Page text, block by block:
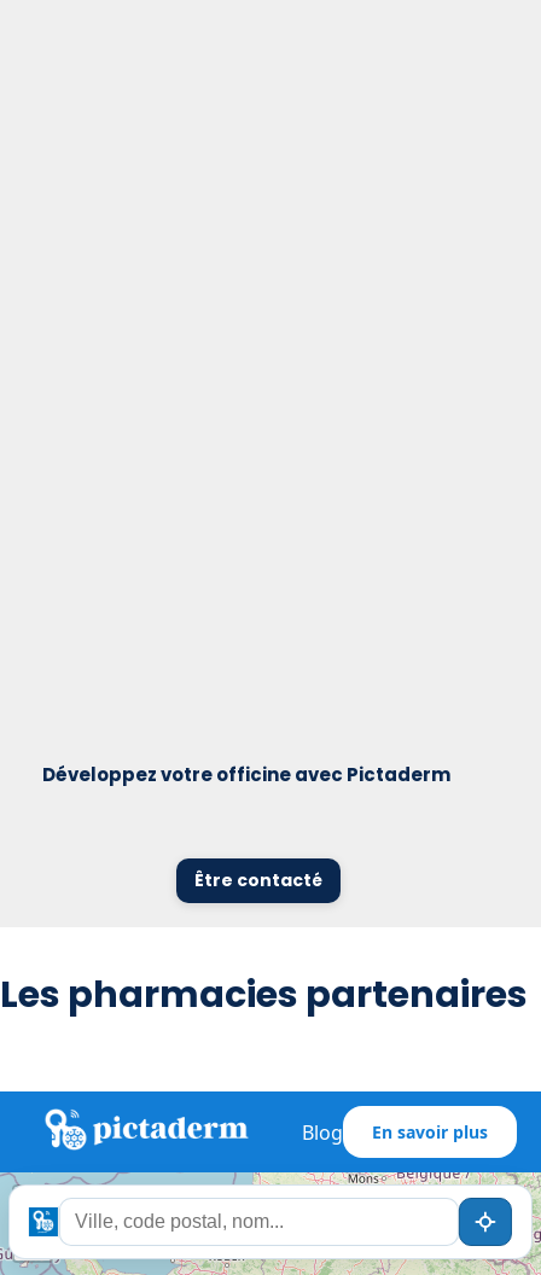
Développez votre officine avec Pictaderm
Être contacté
Les pharmacies partenaires